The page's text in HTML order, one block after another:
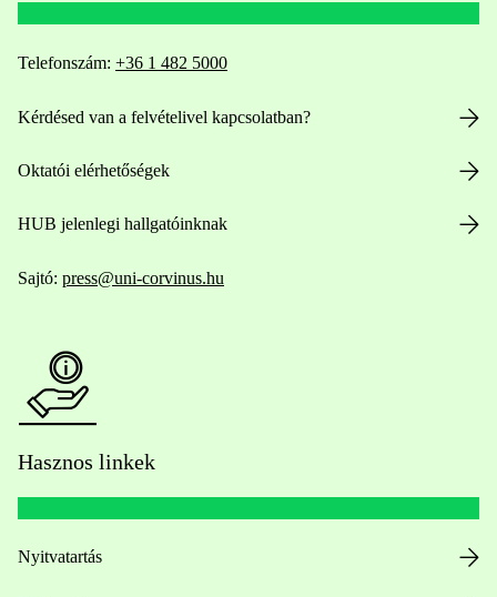
Telefonszám: +36 1 482 5000
Kérdésed van a felvételivel kapcsolatban?
Oktatói elérhetőségek
HUB jelenlegi hallgatóinknak
Sajtó: press@uni-corvinus.hu
Hasznos linkek
Nyitvatartás